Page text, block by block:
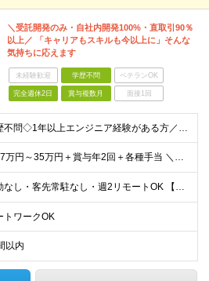
＼受託開発のみ・自社内開発100%・直取引90％
以上／ 「キャリアもスキルも今以上に」そんな
気持ちに応えます
未経験歓迎 学歴不問 ベテランOK
完全週休2日 賞与複数月 面接1回
◇学歴不問◇1年以上エンジニア経験がある方／人柄重視の採用です 必須条件―MUST― ■1年以上エンジニア経験がある方 ■C#、Java、Node.js、VB.NETを使った実務経験がある方 ＼こ
月給27万円～35万円＋賞与年2回＋各種手当 ＼豊かな経験がある方はさらに加給！／ 月給35万円～40万円＋賞与年2回＋各種手当 ※ご経験やスキル、前職給等を考慮して給与額を決定します
◇転勤なし・客先常駐なし・週2リモートOK 【本社】東京都台東区上野7-2-8 岡田タイルビル702 【第1分室】東京都台東区上野7-6-10 MSKビル4階 【第2分室】東京都台東区上野7-8-2
トワークOK
以内